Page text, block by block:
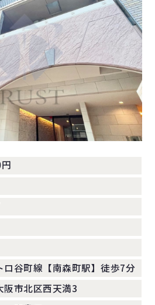
円
ロ谷町線【南森町駅】徒歩7分
阪市北区西天満3